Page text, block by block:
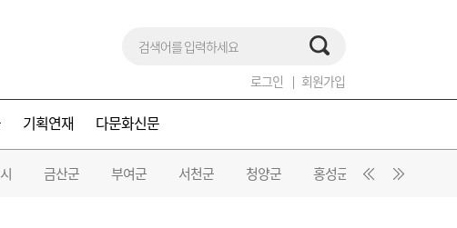
로그인 회원가입
기획연재 다문화신문
금산군 부여군 서천군 청양군 홍성군 예산군